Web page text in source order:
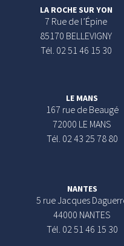
LA ROCHE SUR YON
7 Rue de l’Épine
85170 BELLEVIGNY
Tél. 02 51 46 15 30
LE MANS
167 rue de Beaugé
72000 LE MANS
Tél. 02 43 25 78 80
NANTES
5 rue Jacques
44000 NANTES
Tél. 02 51 46 15 30